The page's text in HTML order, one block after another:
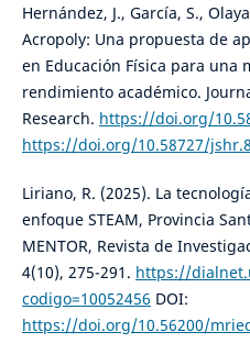
Hernández, J., García, S.,
Acropoly: Una propuesta de
en Educación Física para una
rendimiento académico.
Research. https://doi.org/
https://doi.org/10.58727/
Liriano, R. (2025). La
enfoque STEAM, Provincia
MENTOR, Revista de
4(10), 275-291. https://
codigo=10052456 DOI:
https://doi.org/10.56200/